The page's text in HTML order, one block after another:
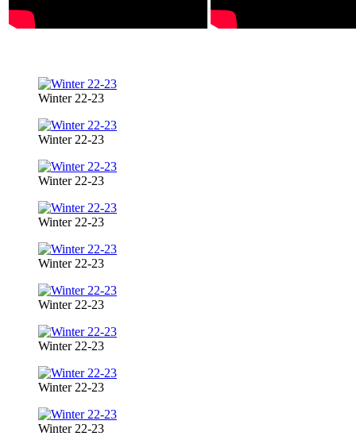
Winter 22-23
Winter 22-23
Winter 22-23
Winter 22-23
Winter 22-23
Winter 22-23
Winter 22-23
Winter 22-23
Winter 22-23